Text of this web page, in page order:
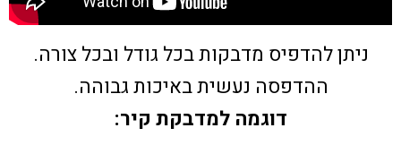
ניתן להדפיס מדבקות בכל גודל ובכל צורה.
ההדפסה נעשית באיכות גבוהה.
דוגמה למדבקת קיר: